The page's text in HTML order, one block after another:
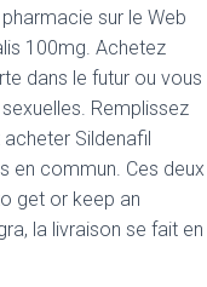
sur le Web
100mg. Achetez
dans le futur ou vous
Remplissez
Sildenafil
en commun. Ces deux
get or keep an
la livraison se fait en